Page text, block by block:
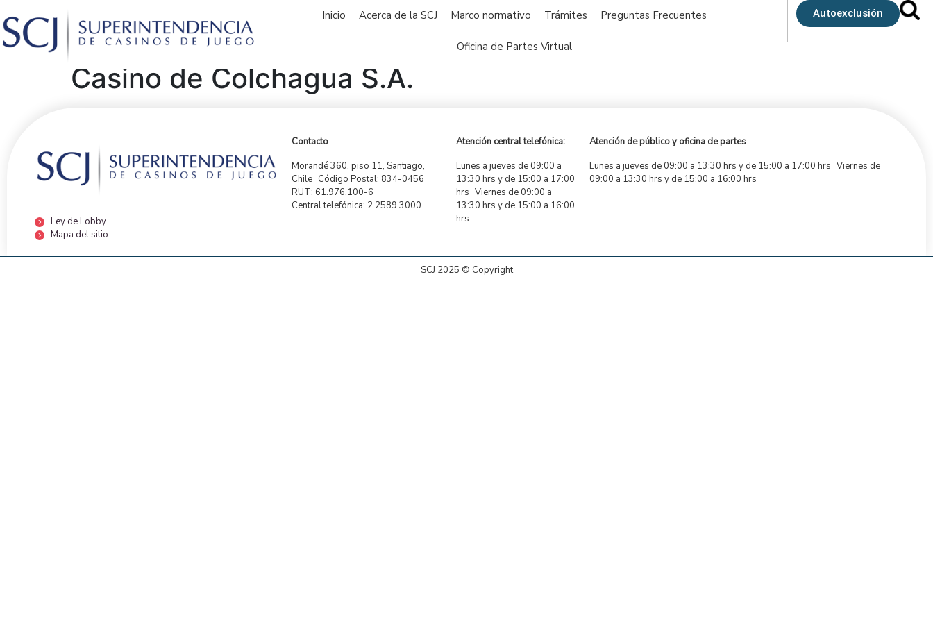
Inicio Acerca de la SCJ Marco normativo Trámites Preguntas Frecuentes
Oficina de Partes Virtual
Autoexclusión
Casino de Colchagua S.A.
Ley de Lobby
Mapa del sitio
Contacto
Morandé 360, piso 11, Santiago,
Chile Código Postal: 834-0456
RUT: 61.976.100-6
Central telefónica: 2 2589 3000
Atención central telefónica:
Lunes a jueves de 09:00 a
13:30 hrs y de 15:00 a 17:00
hrs Viernes de 09:00 a
13:30 hrs y de 15:00 a 16:00
hrs
Atención de público y oficina de partes
Lunes a jueves de 09:00 a 13:30 hrs y de 15:00 a 17:00 hrs Viernes de
09:00 a 13:30 hrs y de 15:00 a 16:00 hrs
SCJ 2025 © Copyright